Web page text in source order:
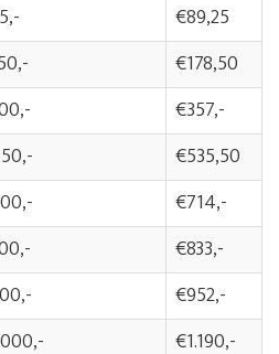
€89,25
€178,50
€357,-
€535,50
€714,-
€833,-
€952,-
€1.190,-